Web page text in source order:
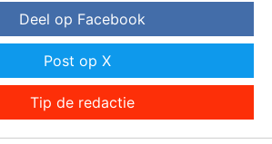
Deel op Facebook
Post op X
Tip de redactie